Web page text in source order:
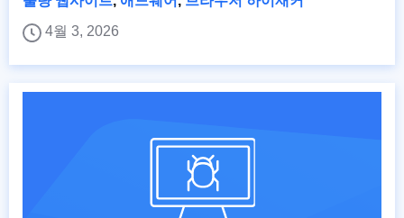
4월 3, 2026